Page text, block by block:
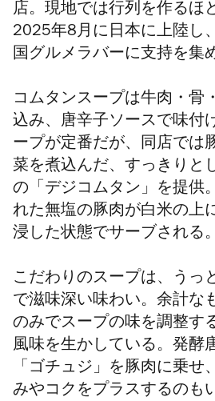
店。現地では行列を作るほ
2025年8月に日本に上陸し
国グルメラバーに支持を集
コムタンスープは牛肉・骨
込み、唐辛子ソースで味付
ープが定番だが、同店では
菜を煮込んだ、すっきりと
の「デジコムタン」を提供
れた無塩の豚肉が白米の上
浸した状態でサーブされる。
こだわりのスープは、うっ
で滋味深い味わい。余計な
のみでスープの味を調整す
風味を生かしている。発酵
「ゴチュジ」を豚肉に乗せ
みやコクをプラスするのも